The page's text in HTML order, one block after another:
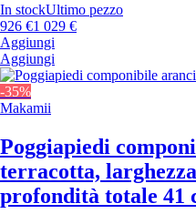
In stockUltimo pezzo
926 €1 029 €
Aggiungi
Aggiungi
-35%
Makamii
Poggiapiedi
terracotta,
profondità totale 41